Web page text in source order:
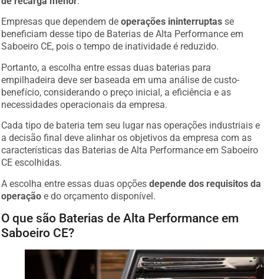
Empresas que dependem deoperações ininterruptas se
beneficiam desse tipo de Baterias de Alta Performance em
Saboeiro CE, pois o tempo de inatividade é reduzido.
Portanto, a escolha entre essas duas baterias para
empilhadeira deve ser baseada em uma análise de custo-
benefício, considerando o preço inicial, a eficiência e as
necessidades operacionais da empresa.
Cada tipo de bateria tem seu lugar nas operações industriais e
a decisão final deve alinhar os objetivos da empresa com as
características das Baterias de Alta Performance em Saboeiro
CE escolhidas.
A escolha entre essas duas opçõesdepende dos requisitos da
operação e do orçamento disponível.
O que são Baterias de Alta Performance em
Saboeiro CE?